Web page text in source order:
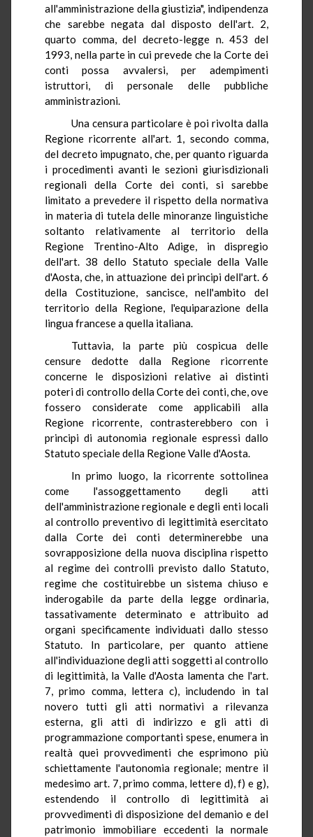
all'amministrazione della giustizia", indipendenza
che sarebbe negata dal disposto dell'art. 2,
quarto comma, del decreto-legge n. 453 del
1993, nella parte in cui prevede che la Corte dei
conti possa avvalersi, per adempimenti
istruttori, di personale delle pubbliche
amministrazioni.
Una censura particolare è poi rivolta dalla
Regione ricorrente all'art. 1, secondo comma,
del decreto impugnato, che, per quanto riguarda
i procedimenti avanti le sezioni giurisdizionali
regionali della Corte dei conti, si sarebbe
limitato a prevedere il rispetto della normativa
in materia di tutela delle minoranze linguistiche
soltanto relativamente al territorio della
Regione Trentino-Alto Adige, in dispregio
dell'art. 38 dello Statuto speciale della Valle
d'Aosta, che, in attuazione dei principi dell'art. 6
della Costituzione, sancisce, nell'ambito del
territorio della Regione, l'equiparazione della
lingua francese a quella italiana.
Tuttavia, la parte più cospicua delle
censure dedotte dalla Regione ricorrente
concerne le disposizioni relative ai distinti
poteri di controllo della Corte dei conti, che, ove
fossero considerate come applicabili alla
Regione ricorrente, contrasterebbero con i
principi di autonomia regionale espressi dallo
Statuto speciale della Regione Valle d'Aosta.
In primo luogo, la ricorrente sottolinea
come l'assoggettamento degli atti
dell'amministrazione regionale e degli enti locali
al controllo preventivo di legittimità esercitato
dalla Corte dei conti determinerebbe una
sovrapposizione della nuova disciplina rispetto
al regime dei controlli previsto dallo Statuto,
regime che costituirebbe un sistema chiuso e
inderogabile da parte della legge ordinaria,
tassativamente determinato e attribuito ad
organi specificamente individuati dallo stesso
Statuto. In particolare, per quanto attiene
all'individuazione degli atti soggetti al controllo
di legittimità, la Valle d'Aosta lamenta che l'art.
7, primo comma, lettera c), includendo in tal
novero tutti gli atti normativi a rilevanza
esterna, gli atti di indirizzo e gli atti di
programmazione comportanti spese, enumera in
realtà quei provvedimenti che esprimono più
schiettamente l'autonomia regionale; mentre il
medesimo art. 7, primo comma, lettere d), f) e g),
estendendo il controllo di legittimità ai
provvedimenti di disposizione del demanio e del
patrimonio immobiliare eccedenti la normale